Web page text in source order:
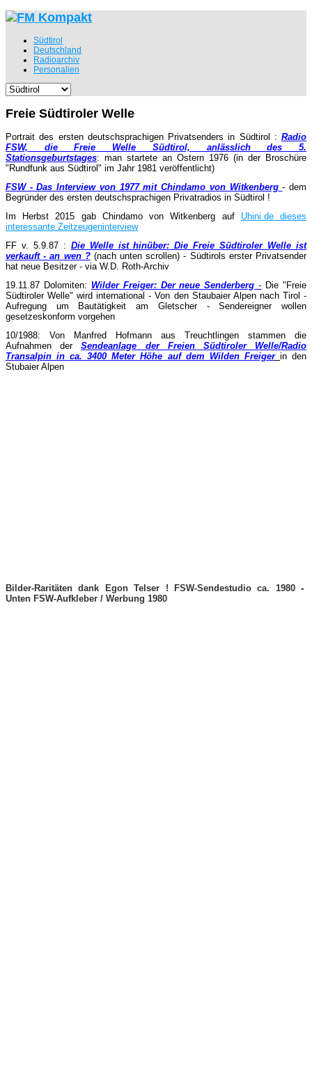
Südtirol
Deutschland
Radioarchiv
Personalien
Freie Südtiroler Welle
Portrait des ersten deutschsprachigen Privatsenders in Südtirol : Radio
FSW, die Freie Welle Südtirol, anlässlich des 5.
Stationsgeburtstages: man startete an Ostern 1976 (in der Broschüre
"Rundfunk aus Südtirol" im Jahr 1981 veröffentlicht)
FSW - Das Interview von 1977 mit Chindamo von Witkenberg - dem
Begründer des ersten deutschsprachigen Privatradios in Südtirol !
Im Herbst 2015 gab Chindamo von Witkenberg auf Uhini.de dieses
interessante Zeitzeugeninterview
FF v. 5.9.87 : Die Welle ist hinüber: Die Freie Südtiroler Welle ist
verkauft - an wen ?(nach unten scrollen) - Südtirols erster Privatsender
hat neue Besitzer - via W.D. Roth-Archiv
19.11.87 Dolomiten: Wilder Freiger: Der neue Senderberg - Die "Freie
Südtiroler Welle" wird international - Von den Staubaier Alpen nach Tirol -
Aufregung um Bautätigkeit am Gletscher - Sendereigner wollen
gesetzeskonform vorgehen
10/1988: Von Manfred Hofmann aus Treuchtlingen stammen die
Aufnahmen derSendeanlage der Freien Südtiroler Welle/Radio
Transalpin in ca. 3400 Meter Höhe auf dem Wilden Freiger in den
Stubaier Alpen
Bilder-Raritäten dank Egon Telser ! FSW-Sendestudio ca. 1980-
Unten FSW-Aufkleber / Werbung 1980